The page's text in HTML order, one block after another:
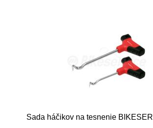
Sada háčikov na tesnenie